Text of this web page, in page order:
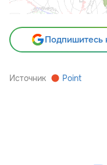
Подпишитесь
Источник Point